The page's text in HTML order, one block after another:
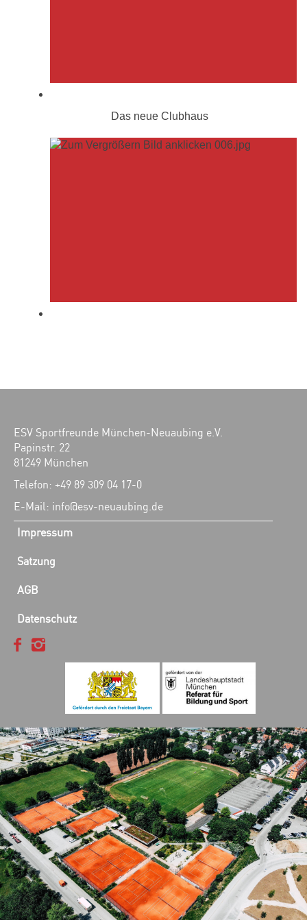
Das neue Clubhaus
ESV Sportfreunde München-Neuaubing e.V.
Papinstr. 22
81249 München
Telefon: +49 89 309 04 17-0
E-Mail: info@esv-neuaubing.de
Impressum
Satzung
AGB
Datenschutz